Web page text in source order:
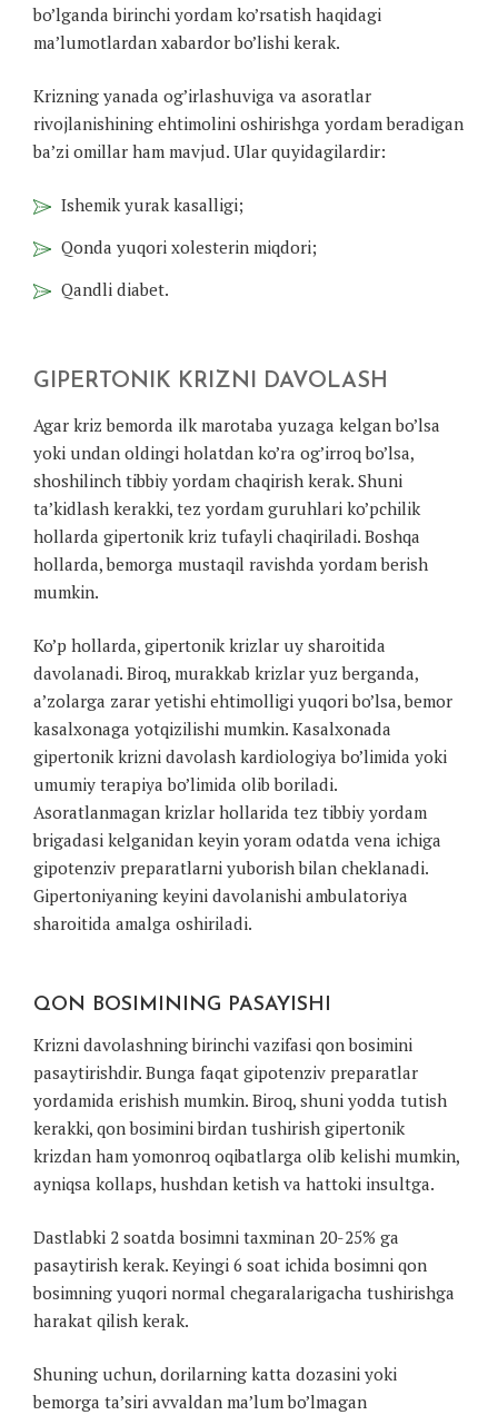
bo’lganda birinchi yordam ko’rsatish haqidagi
ma’lumotlardan xabardor bo’lishi kerak.
Krizning yanada og’irlashuviga va asoratlar
rivojlanishining ehtimolini oshirishga yordam beradigan
ba’zi omillar ham mavjud. Ular quyidagilardir:
Ishemik yurak kasalligi;
Qonda yuqori xolesterin miqdori;
Qandli diabet.
GIPERTONIK KRIZNI DAVOLASH
Agar kriz bemorda ilk marotaba yuzaga kelgan bo’lsa
yoki undan oldingi holatdan ko’ra og’irroq bo’lsa,
shoshilinch tibbiy yordam chaqirish kerak. Shuni
ta’kidlash kerakki, tez yordam guruhlari ko’pchilik
hollarda gipertonik kriz tufayli chaqiriladi. Boshqa
hollarda, bemorga mustaqil ravishda yordam berish
mumkin.
Ko’p hollarda, gipertonik krizlar uy sharoitida
davolanadi. Biroq, murakkab krizlar yuz berganda,
a’zolarga zarar yetishi ehtimolligi yuqori bo’lsa, bemor
kasalxonaga yotqizilishi mumkin. Kasalxonada
gipertonik krizni davolash kardiologiya bo’limida yoki
umumiy terapiya bo’limida olib boriladi.
Asoratlanmagan krizlar hollarida tez tibbiy yordam
brigadasi kelganidan keyin yoram odatda vena ichiga
gipotenziv preparatlarni yuborish bilan cheklanadi.
Gipertoniyaning keyini davolanishi ambulatoriya
sharoitida amalga oshiriladi.
QON BOSIMINING PASAYISHI
Krizni davolashning birinchi vazifasi qon bosimini
pasaytirishdir. Bunga faqat gipotenziv preparatlar
yordamida erishish mumkin. Biroq, shuni yodda tutish
kerakki, qon bosimini birdan tushirish gipertonik
krizdan ham yomonroq oqibatlarga olib kelishi mumkin,
ayniqsa kollaps, hushdan ketish va hattoki insultga.
Dastlabki 2 soatda bosimni taxminan 20-25% ga
pasaytirish kerak. Keyingi 6 soat ichida bosimni qon
bosimning yuqori normal chegaralarigacha tushirishga
harakat qilish kerak.
Shuning uchun, dorilarning katta dozasini yoki
bemorga ta’siri avvaldan ma’lum bo’lmagan